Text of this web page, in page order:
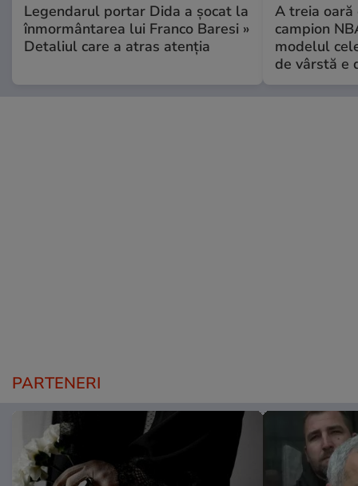
Legendarul portar Dida a șocat la
înmormântarea lui Franco Baresi »
Detaliul care a atras atenția
A treia oară
campion
modelul
de vârstă e
PARTENERI